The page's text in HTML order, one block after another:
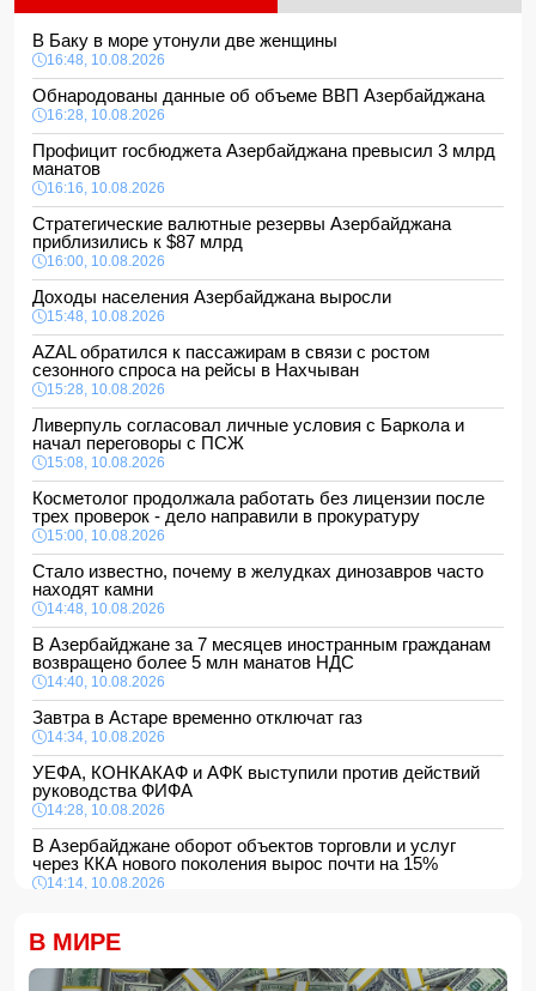
В Баку в море утонули две женщины
16:48, 10.08.2026
Обнародованы данные об объеме ВВП Азербайджана
16:28, 10.08.2026
Профицит госбюджета Азербайджана превысил 3 млрд
манатов
16:16, 10.08.2026
Стратегические валютные резервы Азербайджана
приблизились к $87 млрд
16:00, 10.08.2026
Доходы населения Азербайджана выросли
15:48, 10.08.2026
AZAL обратился к пассажирам в связи с ростом
сезонного спроса на рейсы в Нахчыван
15:28, 10.08.2026
Ливерпуль согласовал личные условия с Баркола и
начал переговоры с ПСЖ
15:08, 10.08.2026
Косметолог продолжала работать без лицензии после
трех проверок - дело направили в прокуратуру
15:00, 10.08.2026
Стало известно, почему в желудках динозавров часто
находят камни
14:48, 10.08.2026
В Азербайджане за 7 месяцев иностранным гражданам
возвращено более 5 млн манатов НДС
14:40, 10.08.2026
Завтра в Астаре временно отключат газ
14:34, 10.08.2026
УЕФА, КОНКАКАФ и АФК выступили против действий
руководства ФИФА
14:28, 10.08.2026
В Азербайджане оборот объектов торговли и услуг
через ККА нового поколения вырос почти на 15%
14:14, 10.08.2026
Армении от оппозиции
В МИРЕ